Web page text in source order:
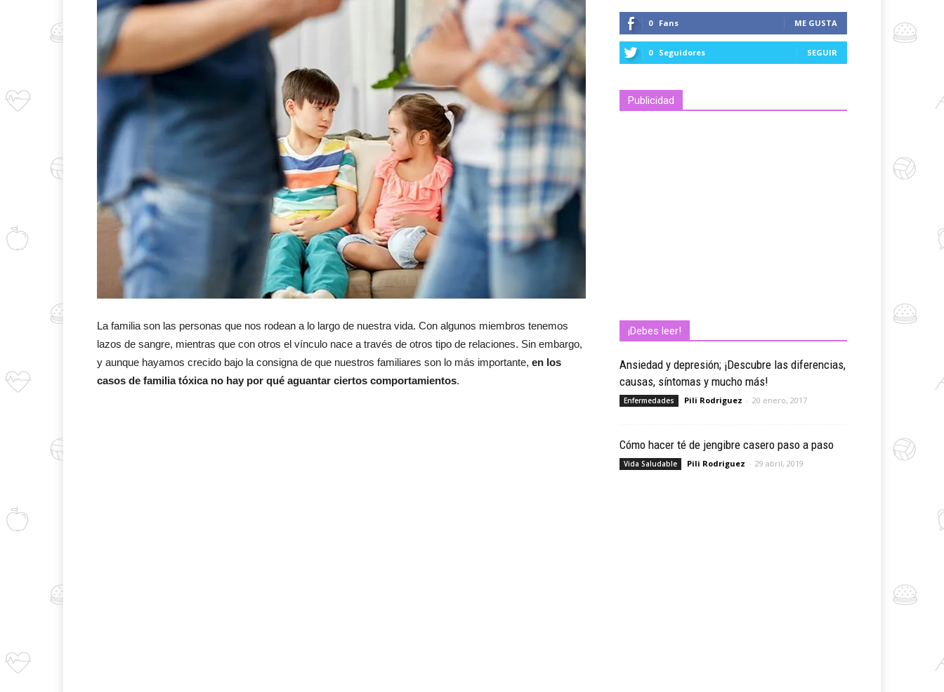
y
Bienestar
Cuídate
La familia son las personas que nos rodean a lo largo de nuestra vida. Con algunos miembros tenemos
lazos de sangre, mientras que con otros el vínculo nace a través de otros tipo de relaciones. Sin embargo,
y aunque hayamos crecido bajo la consigna de que nuestros familiares son lo más importante, en los
casos de familia tóxica no hay por qué aguantar ciertos comportamientos.
0 Fans ME GUSTA
0 Seguidores SEGUIR
Publicidad
¡Debes leer!
Ansiedad y depresión; ¡Descubre las diferencias,
causas, síntomas y mucho más!
Enfermedades Pili Rodriguez - 20 enero, 2017
Cómo hacer té de jengibre casero paso a paso
Vida Saludable Pili Rodriguez - 29 abril, 2019